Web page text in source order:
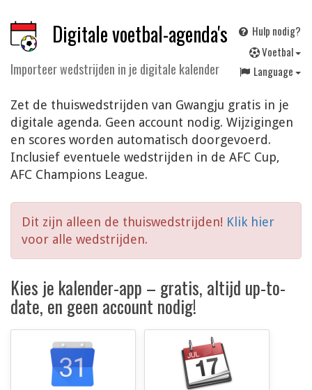
Digitale voetbal-agenda's
Importeer wedstrijden in je digitale kalender
Hulp nodig?
Voetbal
Language
Zet de thuiswedstrijden van Gwangju gratis in je
digitale agenda. Geen account nodig. Wijzigingen
en scores worden automatisch doorgevoerd.
Inclusief eventuele wedstrijden in de AFC Cup,
AFC Champions League.
Dit zijn alleen de thuiswedstrijden! Klik hier
voor alle wedstrijden.
Kies je kalender-app – gratis, altijd up-to-
date, en geen account nodig!